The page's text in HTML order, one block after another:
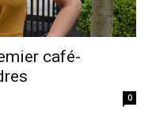
café-
0